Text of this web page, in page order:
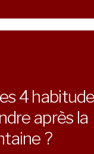
4
après la
?